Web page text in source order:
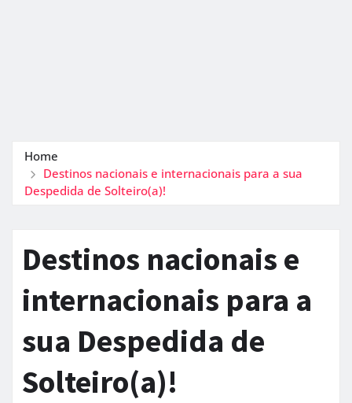
Home
Destinos nacionais e internacionais para a sua
Despedida de Solteiro(a)!
Destinos nacionais e
internacionais para a
sua Despedida de
Solteiro(a)!